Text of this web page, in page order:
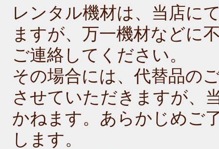
レンタル機材は、当店に
ますが、万一機材などに
ご連絡してください。
その場合には、代替品の
させていただきますが、
かねます。あらかじめご
します。